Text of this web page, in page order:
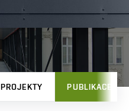
PROJEKTY PUBLIKACE